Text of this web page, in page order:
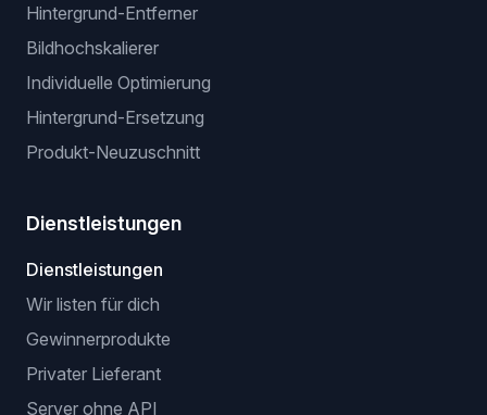
Hintergrund-Entferner
Bildhochskalierer
Individuelle Optimierung
Hintergrund-Ersetzung
Produkt-Neuzuschnitt
Dienstleistungen
Dienstleistungen
Wir listen für dich
Gewinnerprodukte
Privater Lieferant
Server ohne API